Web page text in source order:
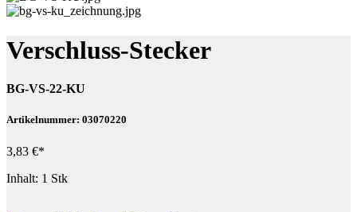
Verschluss-Stecker
BG-VS-22-KU
Artikelnummer: 03070220
3,83 €*
Inhalt: 1 Stk